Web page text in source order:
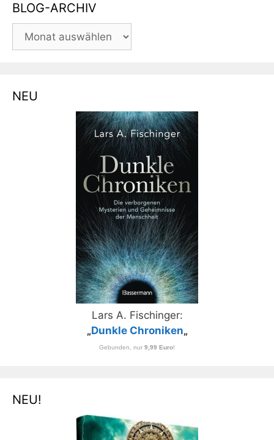
BLOG-ARCHIV
BLOG-
NEU
Lars A. Fischinger:
„Dunkle Chroniken„
Gebunden, nur 9,99 Euro!
NEU!